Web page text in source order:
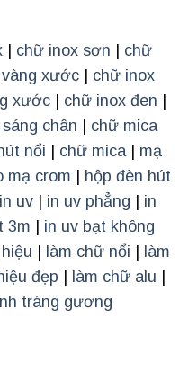
chữ inox sơn
chữ
xước
chữ inox
xước chữ inox đen
chân
chữ mica
nổi chữ mica| mạ
mạ crom
hộp đèn hút
in uv in uv phẳng
in
3m
in uv bạt không
làm chữ nổi
làm
đẹp làm chữ alu
tráng gương